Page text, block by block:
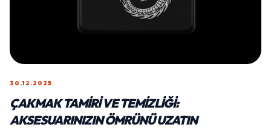
30.12.2025
ÇAKMAK TAMIRI VE TEMIZLIĞI:
AKSESUARINIZIN ÖMRÜNÜ UZATIN